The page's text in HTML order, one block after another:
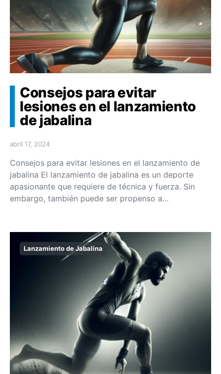
Consejos para evitar
lesiones en el lanzamiento
de jabalina
abril 17, 2024
Consejos para evitar lesiones en el lanzamiento de
jabalina El lanzamiento de jabalina es un deporte
apasionante que requiere de técnica y fuerza. Sin
embargo, también puede ser propenso a…
Lanzamiento de Jabalina